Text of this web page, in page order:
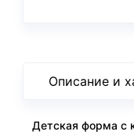
Описание и
Детская форма с